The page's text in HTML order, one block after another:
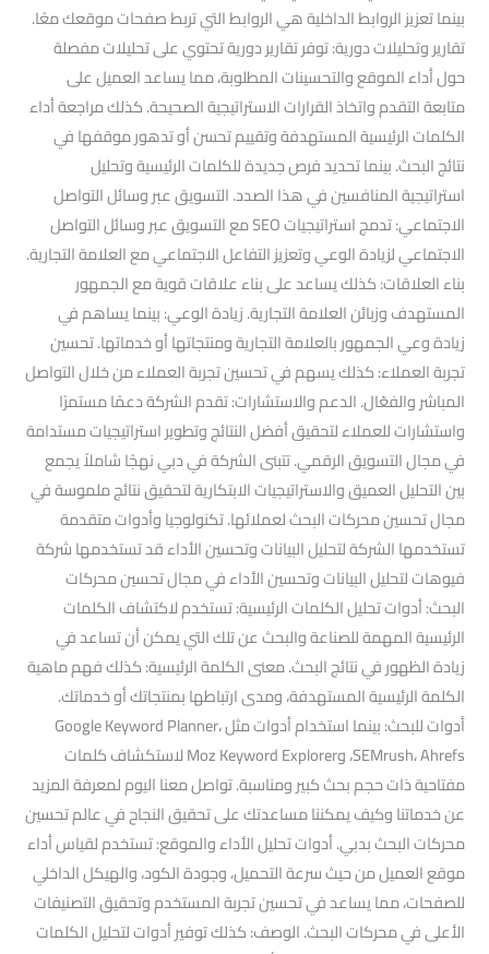
بينما تعزيز الروابط الداخلية هي الروابط التي تربط صفحات موقعك معًا.
تقارير وتحليلات دورية: توفر تقارير دورية تحتوي على تحليلات مفصلة
حول أداء الموقع والتحسينات المطلوبة، مما يساعد العميل على
متابعة التقدم واتخاذ القرارات الاستراتيجية الصحيحة. كذلك مراجعة أداء
الكلمات الرئيسية المستهدفة وتقييم تحسن أو تدهور موقفها في
نتائج البحث. بينما تحديد فرص جديدة للكلمات الرئيسية وتحليل
استراتيجية المنافسين في هذا الصدد. التسويق عبر وسائل التواصل
الاجتماعي: تدمج استراتيجيات SEO مع التسويق عبر وسائل التواصل
الاجتماعي لزيادة الوعي وتعزيز التفاعل الاجتماعي مع العلامة التجارية.
بناء العلاقات: كذلك يساعد على بناء علاقات قوية مع الجمهور
المستهدف وزبائن العلامة التجارية. زيادة الوعي: بينما يساهم في
زيادة وعي الجمهور بالعلامة التجارية ومنتجاتها أو خدماتها. تحسين
تجربة العملاء: كذلك يسهم في تحسين تجربة العملاء من خلال التواصل
المباشر والفعّال. الدعم والاستشارات: تقدم الشركة دعمًا مستمرًا
واستشارات للعملاء لتحقيق أفضل النتائج وتطوير استراتيجيات مستدامة
في مجال التسويق الرقمي. تتبنى الشركة في دبي نهجًا شاملاً يجمع
بين التحليل العميق والاستراتيجيات الابتكارية لتحقيق نتائج ملموسة في
مجال تحسين محركات البحث لعملائها. تكنولوجيا وأدوات متقدمة
تستخدمها الشركة لتحليل البيانات وتحسين الأداء قد تستخدمها شركة
فيوهات لتحليل البيانات وتحسين الأداء في مجال تحسين محركات
البحث: أدوات تحليل الكلمات الرئيسية: تستخدم لاكتشاف الكلمات
الرئيسية المهمة للصناعة والبحث عن تلك التي يمكن أن تساعد في
زيادة الظهور في نتائج البحث. معنى الكلمة الرئيسية: كذلك فهم ماهية
الكلمة الرئيسية المستهدفة، ومدى ارتباطها بمنتجاتك أو خدماتك.
أدوات للبحث: بينما استخدام أدوات مثل Google Keyword Planner،
SEMrush، Ahrefs، وMoz Keyword Explorer لاستكشاف كلمات
مفتاحية ذات حجم بحث كبير ومناسبة. تواصل معنا اليوم لمعرفة المزيد
عن خدماتنا وكيف يمكننا مساعدتك على تحقيق النجاح في عالم تحسين
محركات البحث بدبي. أدوات تحليل الأداء والموقع: تستخدم لقياس أداء
موقع العميل من حيث سرعة التحميل، وجودة الكود، والهيكل الداخلي
للصفحات، مما يساعد في تحسين تجربة المستخدم وتحقيق التصنيفات
الأعلى في محركات البحث. الوصف: كذلك توفير أدوات لتحليل الكلمات